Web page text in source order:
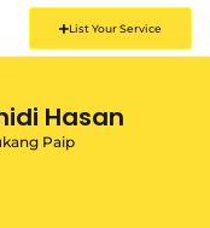
List Your Service
Hasan
Paip